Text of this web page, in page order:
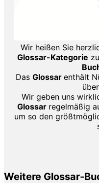
Wir heißen Sie
Glossar-Kategorie
Das Glossar enthält
über
Wir geben uns
Glossar regelmäßig
um so den
Weitere Glossar-